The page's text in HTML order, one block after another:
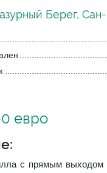
Берег,
евро
с прямым